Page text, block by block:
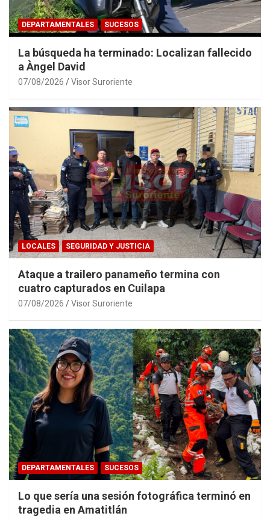
DEPARTAMENTALES SUCESOS
La búsqueda ha terminado: Localizan fallecido
a Àngel David
07/08/2026 Visor Suroriente
LOCALES SEGURIDAD Y JUSTICIA
Ataque a trailero panameño termina con
cuatro capturados en Cuilapa
07/08/2026 Visor Suroriente
DEPARTAMENTALES SUCESOS
Lo que sería una sesión fotográfica terminó en
tragedia en Amatitlán